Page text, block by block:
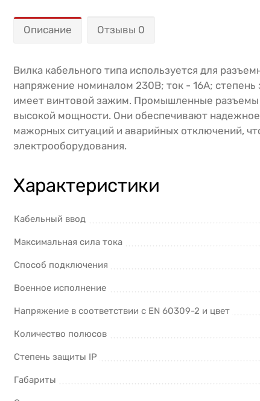
Описание Отзывы 0
Вилка кабельного типа используется для
напряжение номиналом 230В; ток - 16А;
имеет винтовой зажим. Промышленные
высокой мощности. Они обеспечивают
мажорных ситуаций и аварийных отключений,
электрооборудования.
Характеристики
Кабельный ввод
Максимальная сила тока
Способ подключения
Военное исполнение
Напряжение в соответствии с EN 60309-2 и цвет
Количество полюсов
Степень защиты IP
Габариты